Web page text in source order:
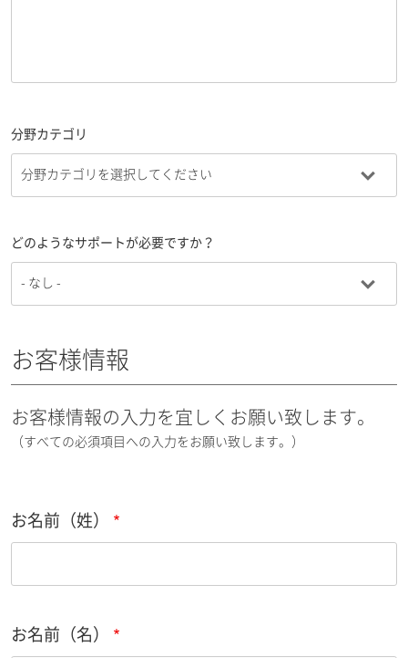
分野カテゴリ
どのようなサポートが必要ですか？
お客様情報
お客様情報の入力を宜しくお願い致します。
（すべての必須項目への入力をお願い致します。）
お名前（姓）
お名前（名）